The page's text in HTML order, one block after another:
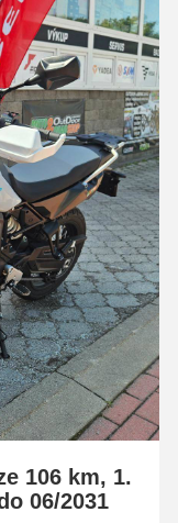
106 km, 1.
06/2031